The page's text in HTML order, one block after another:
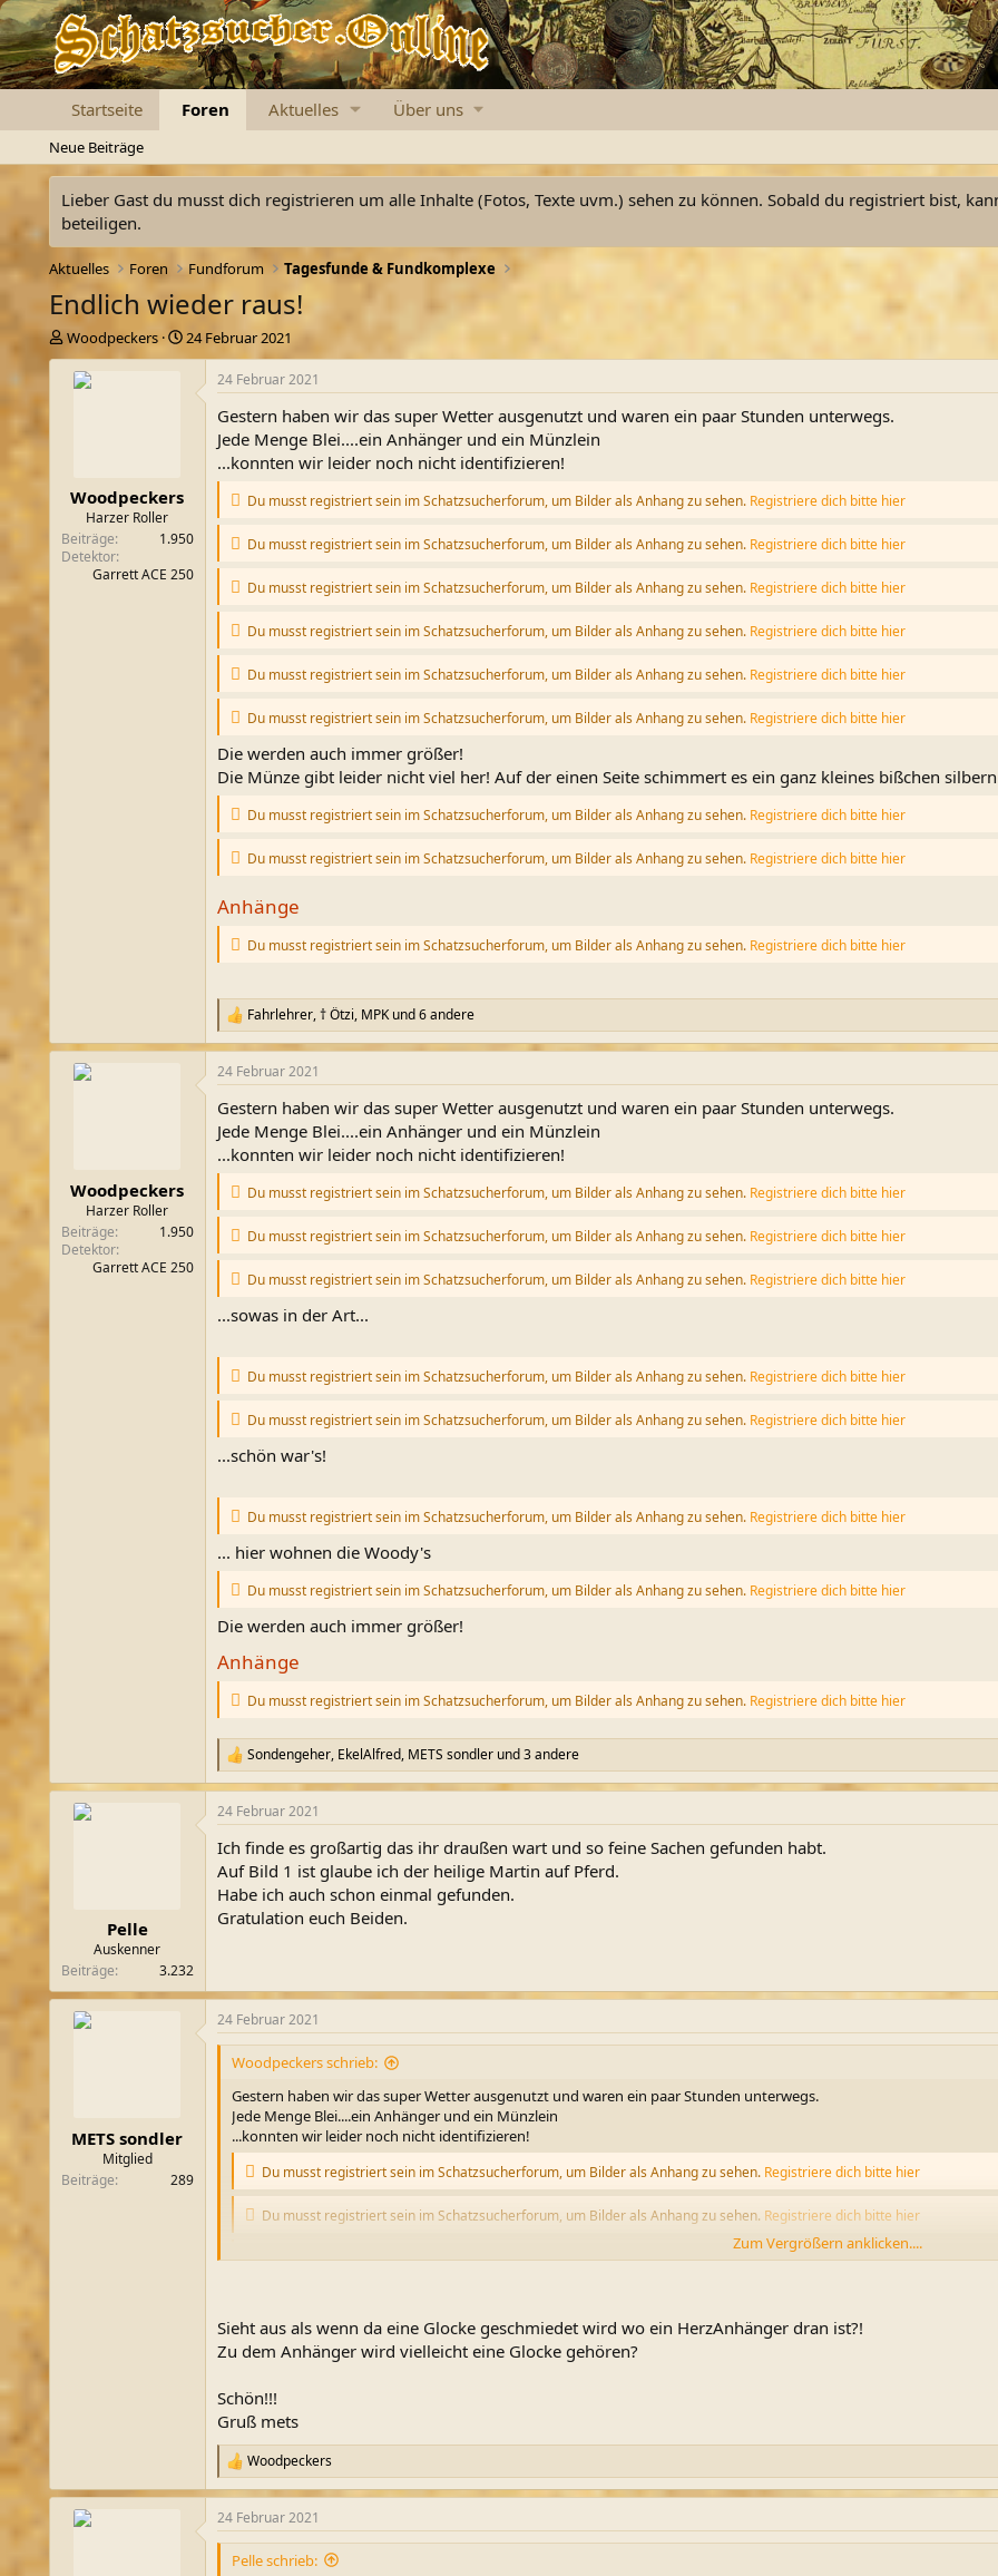
Startseite Foren Aktuelles Über uns
Neue Beiträge
Lieber Gast du musst dich registrieren um alle Inhalte (Fotos, Texte uvm.) sehen zu können. Sobald du registriert bist,
beteiligen.
Aktuelles Foren Fundforum Tagesfunde & Fundkomplexe
Endlich wieder raus!
E
r
r
Woodpeckers
E
r
24 Februar 2021
Woodpeckers
Harzer Roller
Beiträge
1.950
Detektor
Garrett ACE 250
24 Februar 2021
Gestern haben wir das super Wetter ausgenutzt und waren ein paar Stunden unterwegs.
Jede Menge Blei....ein Anhänger und ein Münzlein
...konnten wir leider noch nicht identifizieren!
Du musst registriert sein im Schatzsucherforum, um Bilder als Anhang zu sehen. Registriere dich bitte hier
Du musst registriert sein im Schatzsucherforum, um Bilder als Anhang zu sehen. Registriere dich bitte hier
Du musst registriert sein im Schatzsucherforum, um Bilder als Anhang zu sehen. Registriere dich bitte hier
Du musst registriert sein im Schatzsucherforum, um Bilder als Anhang zu sehen. Registriere dich bitte hier
Du musst registriert sein im Schatzsucherforum, um Bilder als Anhang zu sehen. Registriere dich bitte hier
Du musst registriert sein im Schatzsucherforum, um Bilder als Anhang zu sehen. Registriere dich bitte hier
Die werden auch immer größer!
Die Münze gibt leider nicht viel her! Auf der einen Seite schimmert es ein ganz kleines bißchen
Du musst registriert sein im Schatzsucherforum, um Bilder als Anhang zu sehen. Registriere dich bitte hier
Du musst registriert sein im Schatzsucherforum, um Bilder als Anhang zu sehen. Registriere dich bitte hier
Anhänge
Du musst registriert sein im Schatzsucherforum, um Bilder als Anhang zu sehen. Registriere dich bitte hier
R
e
a
k
i
o
n
e
n
Fahrlehrer,† Ötzi, MPKund 6 andere
Woodpeckers
Harzer Roller
Beiträge
1.950
Detektor
Garrett ACE 250
24 Februar 2021
Gestern haben wir das super Wetter ausgenutzt und waren ein paar Stunden unterwegs.
Jede Menge Blei....ein Anhänger und ein Münzlein
...konnten wir leider noch nicht identifizieren!
Du musst registriert sein im Schatzsucherforum, um Bilder als Anhang zu sehen. Registriere dich bitte hier
Du musst registriert sein im Schatzsucherforum, um Bilder als Anhang zu sehen. Registriere dich bitte hier
Du musst registriert sein im Schatzsucherforum, um Bilder als Anhang zu sehen. Registriere dich bitte hier
...sowas in der Art...
Du musst registriert sein im Schatzsucherforum, um Bilder als Anhang zu sehen. Registriere dich bitte hier
Du musst registriert sein im Schatzsucherforum, um Bilder als Anhang zu sehen. Registriere dich bitte hier
...schön war's!
Du musst registriert sein im Schatzsucherforum, um Bilder als Anhang zu sehen. Registriere dich bitte hier
... hier wohnen die Woody's
Du musst registriert sein im Schatzsucherforum, um Bilder als Anhang zu sehen. Registriere dich bitte hier
Die werden auch immer größer!
Anhänge
Du musst registriert sein im Schatzsucherforum, um Bilder als Anhang zu sehen. Registriere dich bitte hier
R
e
a
k
i
o
n
e
n
Sondengeher, EkelAlfred, METS sondlerund 3 andere
Pelle
Auskenner
Beiträge
3.232
24 Februar 2021
Ich finde es großartig das ihr draußen wart und so feine Sachen gefunden habt.
Auf Bild 1 ist glaube ich der heilige Martin auf Pferd.
Habe ich auch schon einmal gefunden.
Gratulation euch Beiden.
METS sondler
Mitglied
Beiträge
289
24 Februar 2021
Woodpeckers schrieb:
Gestern haben wir das super Wetter ausgenutzt und waren ein paar Stunden unterwegs.
Jede Menge Blei....ein Anhänger und ein Münzlein
...konnten wir leider noch nicht identifizieren!
Du musst registriert sein im Schatzsucherforum, um Bilder als Anhang zu sehen. Registriere dich bitte hier
Du musst registriert sein im Schatzsucherforum, um Bilder als Anhang zu sehen. Registriere dich bitte hier
Du musst registriert sein im Schatzsucherforum, um Bilder als Anhang zu sehen.Registriere dich bitte hier
Du musst registriert sein im Schatzsucherforum, um Bilder als Anhang zu sehen.
Du musst registriert sein im Schatzsucherforum, um Bilder als Anhang zu sehen.
...schön war's!
Du musst registriert sein im Schatzsucherforum, um Bilder als Anhang zu sehen.Registriere dich bitte hier
... hier wohnen die Woody's
Du musst registriert sein im Schatzsucherforum, um Bilder als Anhang zu sehen.
Zum Vergrößern anklicken....
Sieht aus als wenn da eine Glocke geschmiedet wird wo ein HerzAnhänger dran ist?!
Zu dem Anhänger wird vielleicht eine Glocke gehören?
Schön!!!
Gruß mets
R
e
a
k
t
Woodpeckers
24 Februar 2021
Pelle schrieb: